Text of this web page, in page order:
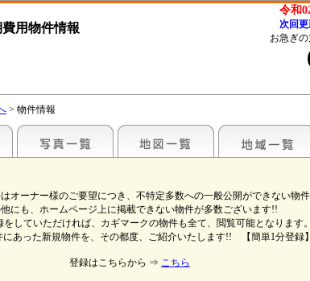
令和
次回更
用物件情報
お急ぎ
> 物件情報
オーナー様のご要望につき、不特定多数への一般公開ができない物
にも、ホームページ上に掲載できない物件が多数ございます!!
をしていただければ、カギマークの物件も全て、閲覧可能となります。
にあった新規物件を、その都度、ご紹介いたします!! 【簡単1分登録】
登録はこちらから ⇒ こちら